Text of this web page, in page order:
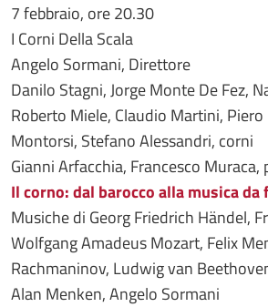
7 febbraio, ore 20.30
I Corni Della Scala
Angelo Sormani, Direttore
Danilo Stagni, Jorge Monte De Fez,
Roberto Miele, Claudio Martini,
Montorsi, Stefano Alessandri, corni
Gianni Arfacchia, Francesco Muraca,
Il corno: dal barocco alla musica da
Musiche di Georg Friedrich Händel,
Wolfgang Amadeus Mozart, Felix
Rachmaninov, Ludwig van
Alan Menken, Angelo Sormani